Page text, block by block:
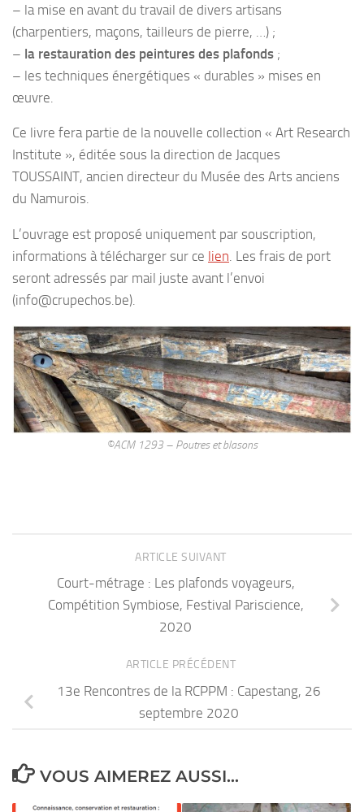
– la mise en avant du travail de divers artisans
(charpentiers, maçons, tailleurs de pierre, …) ;
– la restauration des peintures des plafonds ;
– les techniques énergétiques « durables » mises en
œuvre.
Ce livre fera partie de la nouvelle collection « Art Research
Institute », éditée sous la direction de Jacques
TOUSSAINT, ancien directeur du Musée des Arts anciens
du Namurois.
L’ouvrage est proposé uniquement par souscription,
informations à télécharger sur ce lien. Les frais de port
seront adressés par mail juste avant l’envoi
(info@crupechos.be).
©ACM 1293 – Poutres et blasons
ARTICLE SUIVANT
Court-métrage : Les plafonds voyageurs,
Compétition Symbiose, Festival Pariscience,
2020
ARTICLE PRÉCÉDENT
13e Rencontres de la RCPPM : Capestang, 26
septembre 2020
VOUS AIMEREZ AUSSI...